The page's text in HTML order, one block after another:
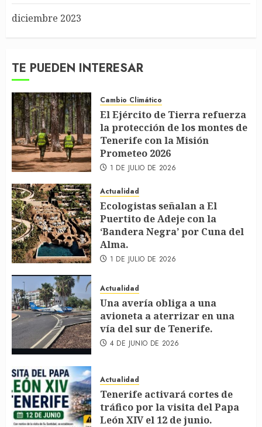
diciembre 2023
TE PUEDEN INTERESAR
Cambio Climático
El Ejército de Tierra refuerza
la protección de los montes de
Tenerife con la Misión
Prometeo 2026
1 DE JULIO DE 2026
Actualidad
Ecologistas señalan a El
Puertito de Adeje con la
‘Bandera Negra’ por Cuna del
Alma.
1 DE JULIO DE 2026
Actualidad
Una avería obliga a una
avioneta a aterrizar en una
vía del sur de Tenerife.
4 DE JUNIO DE 2026
Actualidad
Tenerife activará cortes de
tráfico por la visita del Papa
León XIV el 12 de junio.